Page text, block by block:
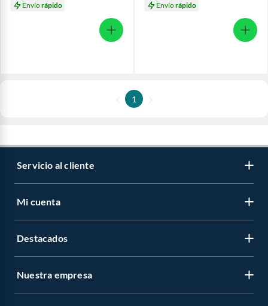
Envíorápido Envíorápido
1
Servicio al cliente
Mi cuenta
Destacados
Nuestra empresa